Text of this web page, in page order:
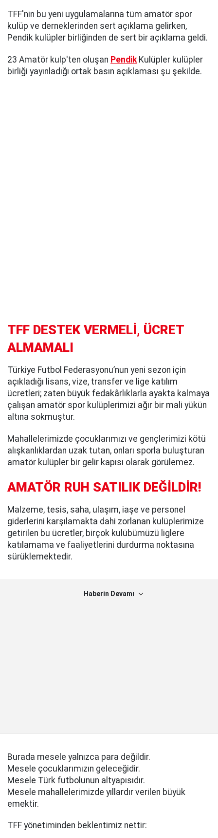
TFF'nin bu yeni uygulamalarına tüm amatör spor
kulüp ve derneklerinden sert açıklama gelirken,
Pendik kulüpler birliğinden de sert bir açıklama geldi.
23 Amatör kulp'ten oluşan PendikKulüpler kulüpler
birliği yayınladığı ortak basın açıklaması şu şekilde.
TFF DESTEK VERMELİ, ÜCRET
ALMAMALI
Türkiye Futbol Federasyonu’nun yeni sezon için
açıkladığı lisans, vize, transfer ve lige katılım
ücretleri; zaten büyük fedakârlıklarla ayakta kalmaya
çalışan amatör spor kulüplerimizi ağır bir mali yükün
altına sokmuştur.
Mahallelerimizde çocuklarımızı ve gençlerimizi kötü
alışkanlıklardan uzak tutan, onları sporla buluşturan
amatör kulüpler bir gelir kapısı olarak görülemez.
AMATÖR RUH SATILIK DEĞİLDİR!
Malzeme, tesis, saha, ulaşım, iaşe ve personel
giderlerini karşılamakta dahi zorlanan kulüplerimize
getirilen bu ücretler, birçok kulübümüzü liglere
katılamama ve faaliyetlerini durdurma noktasına
sürüklemektedir.
Haberin Devamı
Burada mesele yalnızca para değildir.
Mesele çocuklarımızın geleceğidir.
Mesele Türk futbolunun altyapısıdır.
Mesele mahallelerimizde yıllardır verilen büyük
emektir.
TFF yönetiminden beklentimiz nettir: